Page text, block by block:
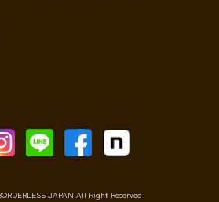
JAPAN All Right Reserved